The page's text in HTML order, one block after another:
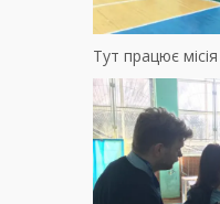
Тут працює